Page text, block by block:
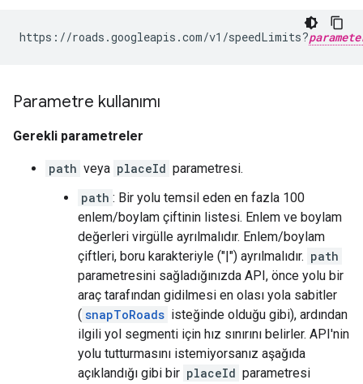
https://roads.googleapis.com/v1/speedLimits?
Parametre kullanımı
Gerekli parametreler
path veya placeId parametresi.
path : Bir yolu temsil eden en fazla 100
enlem/boylam çiftinin listesi. Enlem ve boylam
değerleri virgülle ayrılmalıdır. Enlem/boylam
çiftleri, boru karakteriyle ("|") ayrılmalıdır. path
parametresini sağladığınızda API, önce yolu bir
araç tarafından gidilmesi en olası yola sabitler
( snapToRoads isteğinde olduğu gibi), ardından
ilgili yol segmenti için hız sınırını belirler. API'nin
yolu tutturmasını istemiyorsanız aşağıda
açıklandığı gibi bir placeId parametresi